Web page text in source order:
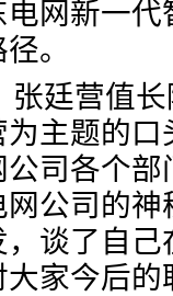
电网新一
。
张廷营值
为主题的
公司各个
网公司的
，谈了自
大家今后